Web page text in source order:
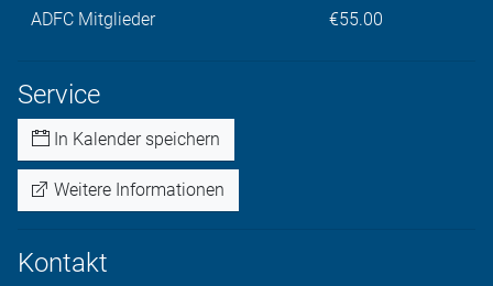
ADFC Mitglieder €55.00
Service
In Kalender speichern
Weitere Informationen
Kontakt